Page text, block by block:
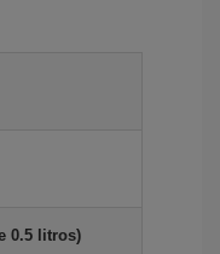
0.5 litros)